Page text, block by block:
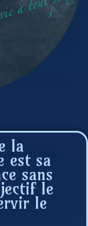
la
est sa
sans
le
le